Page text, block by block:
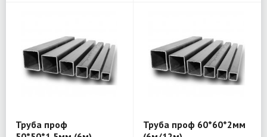
Труба проф
Труба проф 60*60*2мм